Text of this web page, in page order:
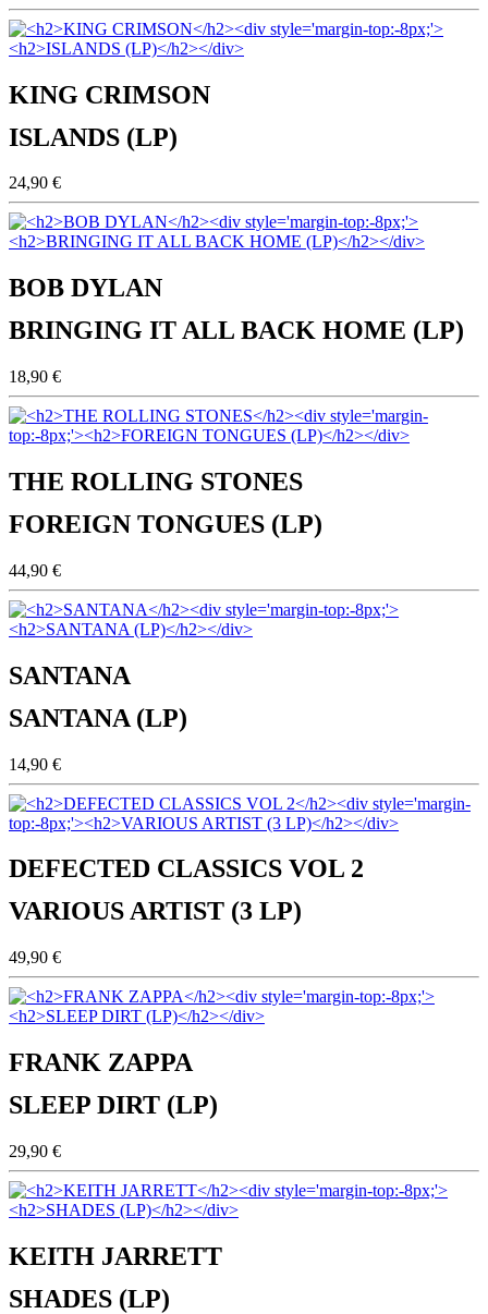
KING CRIMSON
ISLANDS (LP)
24,90 €
BOB DYLAN
BRINGING IT ALL BACK HOME (LP)
18,90 €
THE ROLLING STONES
FOREIGN TONGUES (LP)
44,90 €
SANTANA
SANTANA (LP)
14,90 €
DEFECTED CLASSICS VOL 2
VARIOUS ARTIST (3 LP)
49,90 €
FRANK ZAPPA
SLEEP DIRT (LP)
29,90 €
KEITH JARRETT
SHADES (LP)